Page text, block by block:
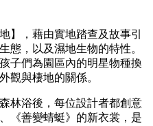
】，藉由實地踏查及故事引
態，以及濕地生物的特性。
子們為園區內的明星物種換
觀與棲地的關係。
林浴後，每位設計者都創意
《善變蜻蜓》的新衣裳，是